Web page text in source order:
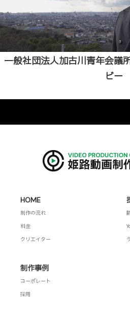
一般社団法人加古川青年会
ビー
HOME
制作の流れ
料金
クリエイター
制作事例
コーポレート
採用